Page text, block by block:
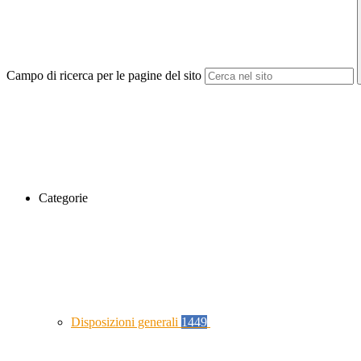
Campo di ricerca per le pagine del sito
Categorie
Disposizioni generali 1449